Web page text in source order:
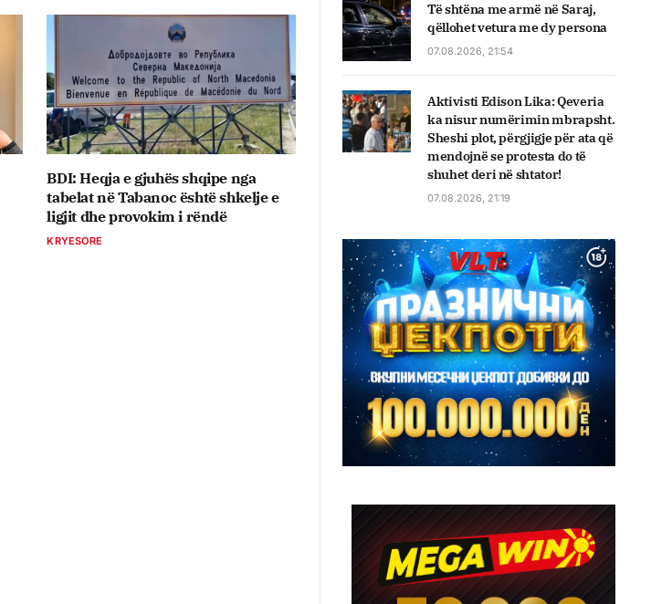
BDI: Heqja e gjuhës shqipe nga
tabelat në Tabanoc është shkelje e
ligjit dhe provokim i rëndë
KRYESORE
Të shtëna me armë në Saraj,
qëllohet vetura me dy persona
07.08.2026, 21:54
Aktivisti Edison Lika: Qeveria
ka nisur numërimin mbrapsht.
Sheshi plot, përgjigje për ata që
mendojnë se protesta do të
shuhet deri në shtator!
07.08.2026, 21:19